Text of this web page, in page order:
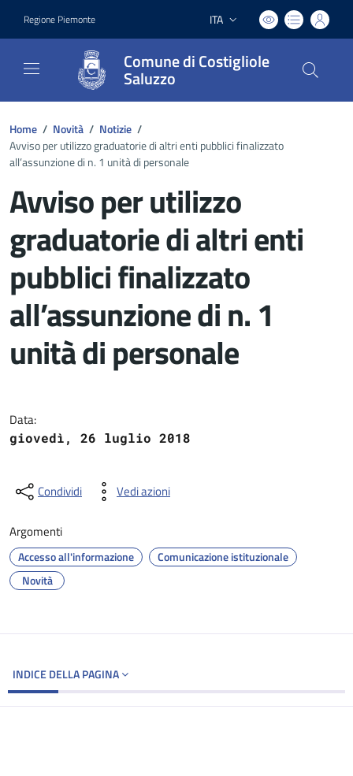
Regione Piemonte Lingua attiva:
ITA
Comune di Costigliole
Saluzzo
Home / Novità / Notizie /
Avviso per utilizzo graduatorie di altri enti pubblici finalizzato
all’assunzione di n. 1 unità di personale
Avviso per utilizzo
graduatorie di altri enti
pubblici finalizzato
all’assunzione di n. 1
unità di personale
Data:
giovedì, 26 luglio 2018
Condividi Vedi azioni
Argomenti
Accesso all'informazione
Comunicazione istituzionale
Novità
INDICE DELLA PAGINA